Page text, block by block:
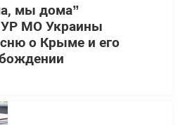
мы дома”
МО Украины
о Крыме и его